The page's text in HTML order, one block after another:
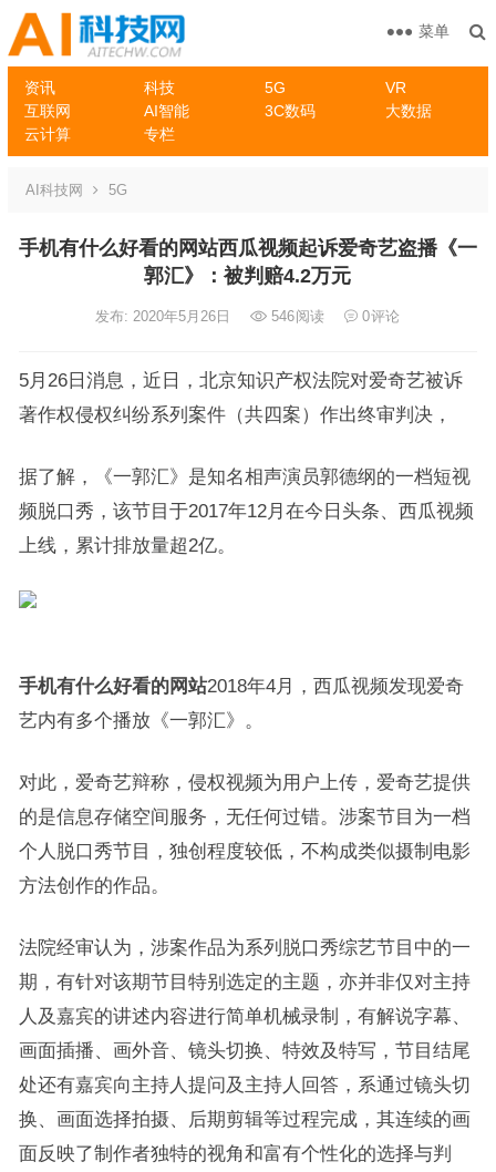
资讯 科技 5G
VR
互联网
AI智能 3C数码
大数据
云计算
专栏
菜单
AI科技网 5G
手机有什么好看的网站西瓜视频起诉爱奇艺盗播《一
郭汇》：被判赔4.2万元
发布: 2020年5月26日 546阅读 0评论
5月26日消息，近日，北京知识产权法院对爱奇艺被诉
著作权侵权纠纷系列案件（共四案）作出终审判决，
据了解，《一郭汇》是知名相声演员郭德纲的一档短视
频脱口秀，该节目于2017年12月在今日头条、西瓜视频
上线，累计排放量超2亿。
手机有什么好看的网站2018年4月，西瓜视频发现爱奇
艺内有多个播放《一郭汇》。
对此，爱奇艺辩称，侵权视频为用户上传，爱奇艺提供
的是信息存储空间服务，无任何过错。涉案节目为一档
个人脱口秀节目，独创程度较低，不构成类似摄制电影
方法创作的作品。
法院经审认为，涉案作品为系列脱口秀综艺节目中的一
期，有针对该期节目特别选定的主题，亦并非仅对主持
人及嘉宾的讲述内容进行简单机械录制，有解说字幕、
画面插播、画外音、镜头切换、特效及特写，节目结尾
处还有嘉宾向主持人提问及主持人回答，系通过镜头切
换、画面选择拍摄、后期剪辑等过程完成，其连续的画
面反映了制作者独特的视角和富有个性化的选择与判